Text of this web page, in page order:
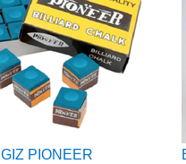
GIZ PIONEER